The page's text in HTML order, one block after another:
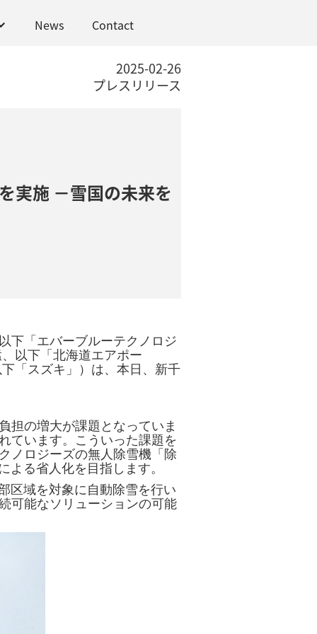
News Contact
2025-02-26
プレスリリース
実施 －雪国の未来を
下「エバーブルーテクノロジ
以下「北海道エアポー
「スズキ」）は、本日、新千
担の増大が課題となっていま
ています。こういった課題を
ノロジーズの無人除雪機「除
る省人化を目指します。
区域を対象に自動除雪を行い
可能なソリューションの可能